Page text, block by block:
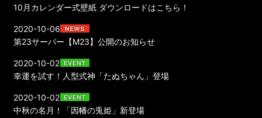
10月カレンダー式壁紙 ダウンロードはこちら！
第23サーバー【M23】公開のお知らせ
2020-10-06
幸運を試す！人型式神「たぬちゃん」登場
2020-10-02
中秋の名月！「因幡の兎姫」新登場
2020-10-02